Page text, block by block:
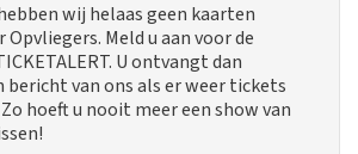
wij helaas geen kaarten
Meld u aan voor de
U ontvangt dan
van ons als er weer tickets
hoeft u nooit meer een show van